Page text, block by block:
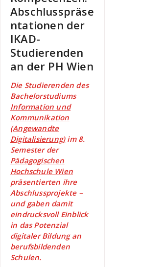
Abschlusspräse
ntationen der
IKAD-
Studierenden
an der PH Wien
Die Studierenden des
Bachelorstudiums
Information und
Kommunikation
(Angewandte
Digitalisierung)im 8.
Semester der
Pädagogischen
Hochschule Wien
präsentierten ihre
Abschlussprojekte –
und gaben damit
eindrucksvoll Einblick
in das Potenzial
digitaler Bildung an
berufsbildenden
Schulen.